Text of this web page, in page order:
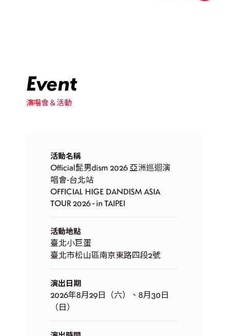
Event
演唱會＆活動
活動名稱
Official髭男dism 2026 亞洲巡迴演
唱會-台北站
OFFICIAL HIGE DANDISM ASIA
TOUR 2026 - in TAIPEI
活動地點
臺北小巨蛋
臺北市松山區南京東路四段2號
演出日期
2026年8月29日（六）、8月30日
（日）